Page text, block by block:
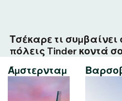
Τσέκαρε τι συμβαίνει
πόλεις Tinder κοντά
Άμστερνταμ